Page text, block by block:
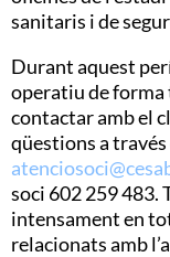
sanitaris i de
Durant aquest
operatiu de forma
contactar amb el
qüestions a
soci 602 259 483.
intensament en
relacionats amb